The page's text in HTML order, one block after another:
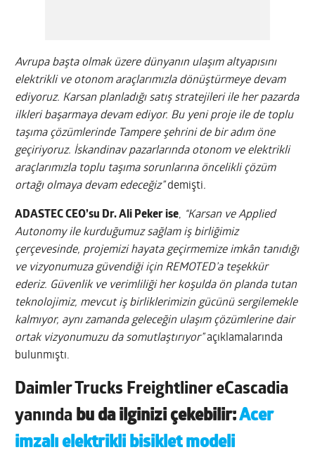
Avrupa başta olmak üzere dünyanın ulaşım altyapısını
elektrikli ve otonom araçlarımızla dönüştürmeye devam
ediyoruz. Karsan planladığı satış stratejileri ile her pazarda
ilkleri başarmaya devam ediyor. Bu yeni proje ile de toplu
taşıma çözümlerinde Tampere şehrini de bir adım öne
geçiriyoruz. İskandinav pazarlarında otonom ve elektrikli
araçlarımızla toplu taşıma sorunlarına öncelikli çözüm
ortağı olmaya devam edeceğiz”demişti.
ADASTEC CEO’su Dr. Ali Peker ise, “Karsan ve Applied
Autonomy ile kurduğumuz sağlam iş birliğimiz
çerçevesinde, projemizi hayata geçirmemize imkân tanıdığı
ve vizyonumuza güvendiği için REMOTED’a teşekkür
ederiz. Güvenlik ve verimliliği her koşulda ön planda tutan
teknolojimiz, mevcut iş birliklerimizin gücünü sergilemekle
kalmıyor, aynı zamanda geleceğin ulaşım çözümlerine dair
ortak vizyonumuzu da somutlaştırıyor”açıklamalarında
bulunmıştı.
Daimler Trucks Freightliner eCascadia
yanında bu da ilginizi çekebilir:Acer
imzalı elektrikli bisiklet modeli